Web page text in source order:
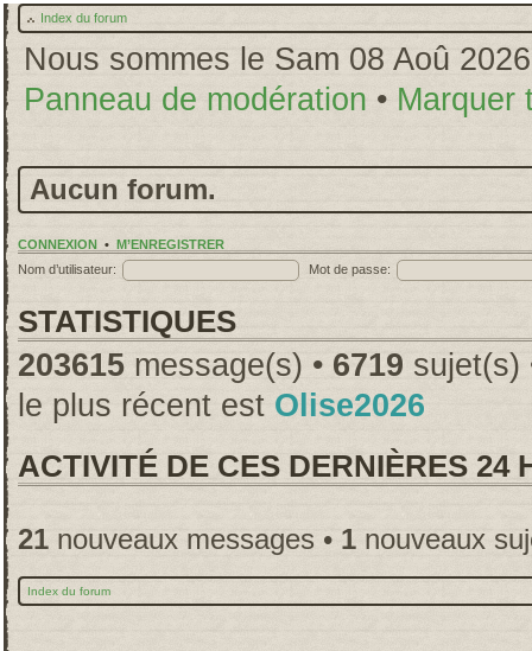
Index du forum
Nous sommes le Sam 08 Aoû
Panneau de modération • Marquer
Aucun forum.
CONNEXION • M’ENREGISTRER
Nom d’utilisateur:
Mot de passe:
STATISTIQUES
203615 message(s) • 6719 sujet(s)
le plus récent est Olise2026
ACTIVITÉ DE CES DERNIÈRES 24
21 nouveaux messages • 1 nouveaux
Index du forum